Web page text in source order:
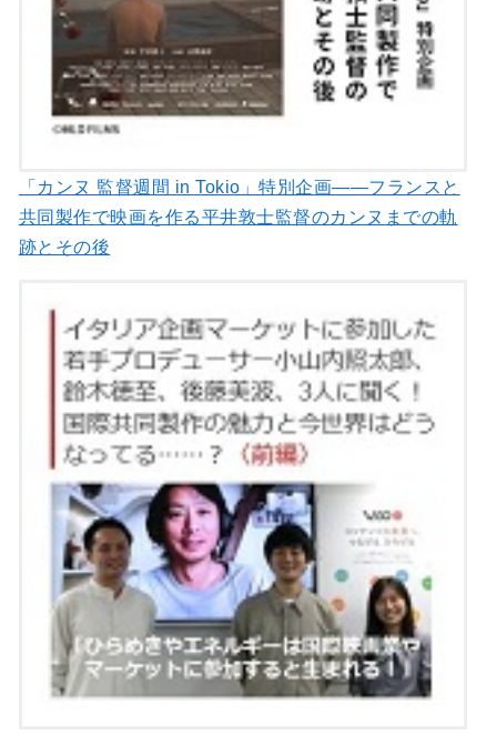
「カンヌ 監督週間 in Tokio」特別企画――フランスと
共同製作で映画を作る平井敦士監督のカンヌまでの軌
跡とその後